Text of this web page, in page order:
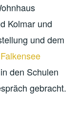
Kolmar und
und dem
den Schulen
gebracht.